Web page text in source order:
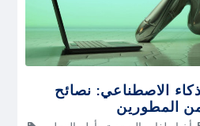
الاصطناعي: نصائح
المطورين